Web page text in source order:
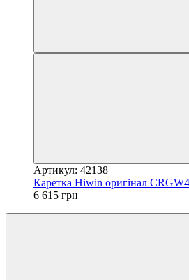
Артикул: 42138
Каретка Hiwin оригінал
6 615 грн